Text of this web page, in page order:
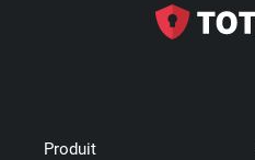
Produit